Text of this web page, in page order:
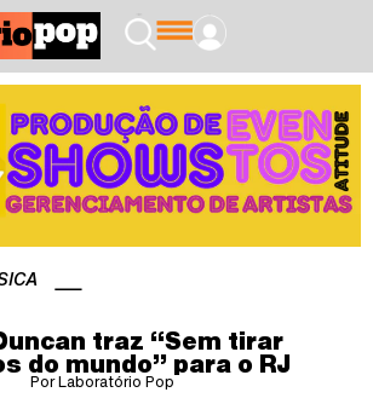
traz “Sem tirar
do mundo” para o RJ
Por Laboratório Pop